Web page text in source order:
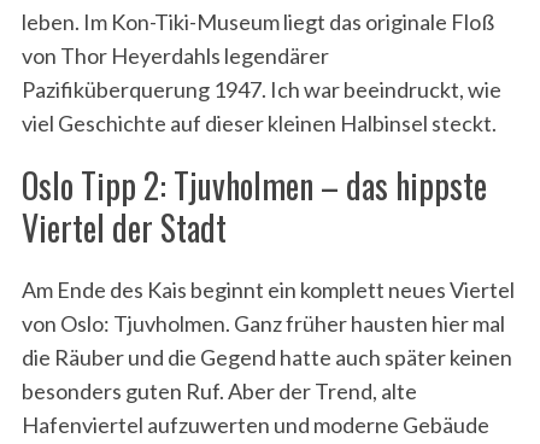
leben. Im Kon-Tiki-Museum liegt das originale Floß
von Thor Heyerdahls legendärer
Pazifiküberquerung 1947. Ich war beeindruckt, wie
viel Geschichte auf dieser kleinen Halbinsel steckt.
Oslo Tipp 2: Tjuvholmen – das hippste
Viertel der Stadt
Am Ende des Kais beginnt ein komplett neues Viertel
von Oslo: Tjuvholmen. Ganz früher hausten hier mal
die Räuber und die Gegend hatte auch später keinen
besonders guten Ruf. Aber der Trend, alte
Hafenviertel aufzuwerten und moderne Gebäude